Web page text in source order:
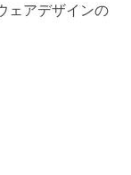
ェアデザインの